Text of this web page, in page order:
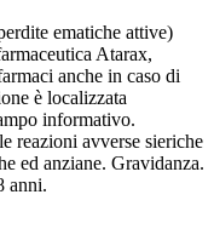
ematiche attive)
Atarax,
anche in caso di
è localizzata
informativo.
reazioni avverse sieriche
ed anziane. Gravidanza.
anni.